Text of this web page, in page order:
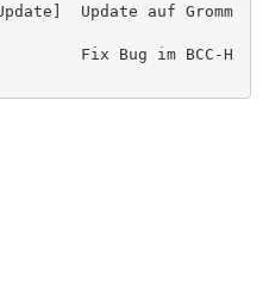
Update auf Gromm
Fix Bug im BCC-H